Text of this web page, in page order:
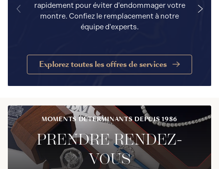
rapidement pour éviter d'endommager votre
montre. Confiez le remplacement à notre
équipe d'experts.
Explorez toutes les offres de services
MOMENTS DÉTERMINANTS DEPUIS 1986
PRENDRE RENDEZ-
VOUS